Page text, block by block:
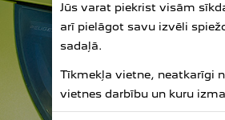
Jūs varat piekrist visām
arī pielāgot savu izvēli
sadaļā.
Tīkmekļa vietne, neatkarīgi
vietnes darbību un kuru